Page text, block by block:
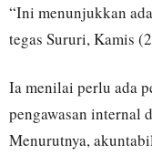
“Ini menunjukkan
tegas Sururi, Kamis
Ia menilai perlu ada
pengawasan internal
Menurutnya,